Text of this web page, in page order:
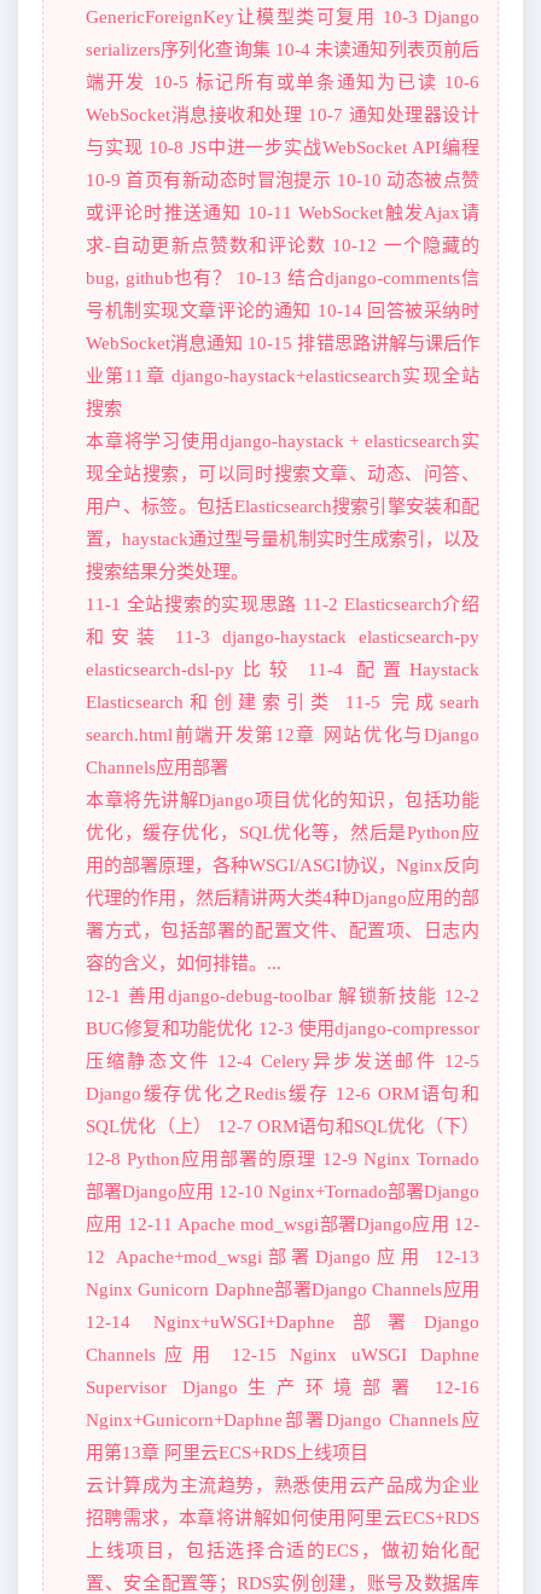
GenericForeignKey让模型类可复用 10-3 Django
serializers序列化查询集 10-4 未读通知列表页前后
端开发 10-5 标记所有或单条通知为已读 10-6
WebSocket消息接收和处理 10-7 通知处理器设计
与实现 10-8 JS中进一步实战WebSocket API编程
10-9 首页有新动态时冒泡提示 10-10 动态被点赞
或评论时推送通知 10-11 WebSocket触发Ajax请
求-自动更新点赞数和评论数 10-12 一个隐藏的
bug, github也有？ 10-13 结合django-comments信
号机制实现文章评论的通知 10-14 回答被采纳时
WebSocket消息通知 10-15 排错思路讲解与课后作
业第11章 django-haystack+elasticsearch实现全站
搜索
本章将学习使用django-haystack + elasticsearch实
现全站搜索，可以同时搜索文章、动态、问答、
用户、标签。包括Elasticsearch搜索引擎安装和配
置，haystack通过型号量机制实时生成索引，以及
搜索结果分类处理。
11-1 全站搜索的实现思路 11-2 Elasticsearch介绍
和安装 11-3 django-haystack elasticsearch-py
elasticsearch-dsl-py比较 11-4 配置Haystack
Elasticsearch和创建索引类 11-5 完成searh
search.html前端开发第12章 网站优化与Django
Channels应用部署
本章将先讲解Django项目优化的知识，包括功能
优化，缓存优化，SQL优化等，然后是Python应
用的部署原理，各种WSGI/ASGI协议，Nginx反向
代理的作用，然后精讲两大类4种Django应用的部
署方式，包括部署的配置文件、配置项、日志内
容的含义，如何排错。...
12-1 善用django-debug-toolbar 解锁新技能 12-2
BUG修复和功能优化 12-3 使用django-compressor
压缩静态文件 12-4 Celery异步发送邮件 12-5
Django缓存优化之Redis缓存 12-6 ORM语句和
SQL优化（上） 12-7 ORM语句和SQL优化（下）
12-8 Python应用部署的原理 12-9 Nginx Tornado
部署Django应用 12-10 Nginx+Tornado部署Django
应用 12-11 Apache mod_wsgi部署Django应用 12-
12 Apache+mod_wsgi部署Django应用 12-13
Nginx Gunicorn Daphne部署Django Channels应用
12-14 Nginx+uWSGI+Daphne部署Django
Channels应用 12-15 Nginx uWSGI Daphne
Supervisor Django生产环境部署 12-16
Nginx+Gunicorn+Daphne部署Django Channels应
用第13章 阿里云ECS+RDS上线项目
云计算成为主流趋势，熟悉使用云产品成为企业
招聘需求，本章将讲解如何使用阿里云ECS+RDS
上线项目，包括选择合适的ECS，做初始化配
置、安全配置等；RDS实例创建，账号及数据库